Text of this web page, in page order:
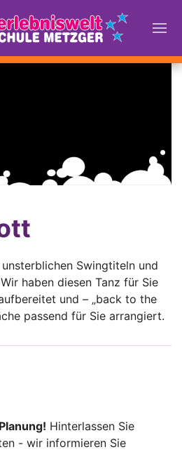
Swingtiteln und
haben diesen Tanz für Sie
und – „back to the
passend für Sie arrangiert.
Hinterlassen Sie
- wir informieren Sie